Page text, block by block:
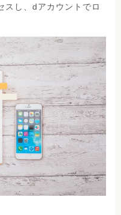
スし、dアカウントでロ